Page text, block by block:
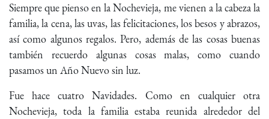
Siempre que pienso en la Nochevieja, me vienen a la cabeza la
familia, la cena, las uvas, las felicitaciones, los besos y abrazos,
así como algunos regalos. Pero, además de las cosas buenas
también recuerdo algunas cosas malas, como cuando
pasamos un Año Nuevo sin luz.
Fue hace cuatro Navidades. Como en cualquier otra
Nochevieja, toda la familia estaba reunida alrededor del